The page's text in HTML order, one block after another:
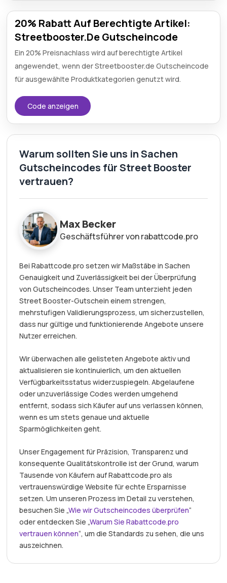
20% Rabatt Auf Berechtigte Artikel:
Streetbooster.De Gutscheincode
Ein 20% Preisnachlass wird auf berechtigte Artikel
angewendet, wenn der Streetbooster.de Gutscheincode
für ausgewählte Produktkategorien genutzt wird.
Code anzeigen
Warum sollten Sie uns in Sachen
Gutscheincodes für Street Booster
vertrauen?
Max Becker
Geschäftsführer von rabattcode.pro
Bei Rabattcode.pro setzen wir Maßstäbe in Sachen
Genauigkeit und Zuverlässigkeit bei der Überprüfung
von Gutscheincodes. Unser Team unterzieht jeden
Street Booster-Gutschein einem strengen,
mehrstufigen Validierungsprozess, um sicherzustellen,
dass nur gültige und funktionierende Angebote unsere
Nutzer erreichen.
Wir überwachen alle gelisteten Angebote aktiv und
aktualisieren sie kontinuierlich, um den aktuellen
Verfügbarkeitsstatus widerzuspiegeln. Abgelaufene
oder unzuverlässige Codes werden umgehend
entfernt, sodass sich Käufer auf uns verlassen können,
wenn es um stets genaue und aktuelle
Sparmöglichkeiten geht.
Unser Engagement für Präzision, Transparenz und
konsequente Qualitätskontrolle ist der Grund, warum
Tausende von Käufern auf Rabattcode.pro als
vertrauenswürdige Website für echte Ersparnisse
setzen. Um unseren Prozess im Detail zu verstehen,
besuchen Sie „Wie wir Gutscheincodes überprüfen“
oder entdecken Sie „Warum Sie Rabattcode.pro
vertrauen können“, um die Standards zu sehen, die uns
auszeichnen.